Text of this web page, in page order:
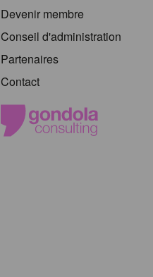
Devenir membre
Conseil d'administration
Partenaires
Contact